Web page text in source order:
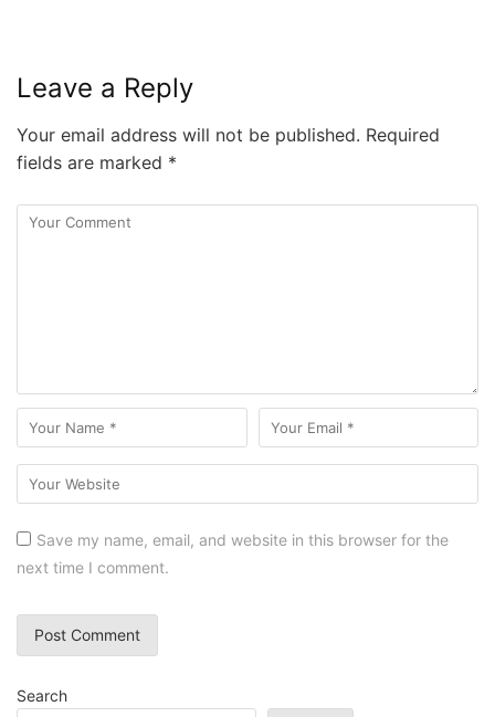
Leave a Reply
Your email address will not be published. Required
fields are marked *
Save my name, email, and website in this browser for the
next time I comment.
Search